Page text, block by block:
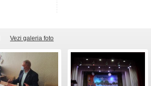
Vezi galeria foto